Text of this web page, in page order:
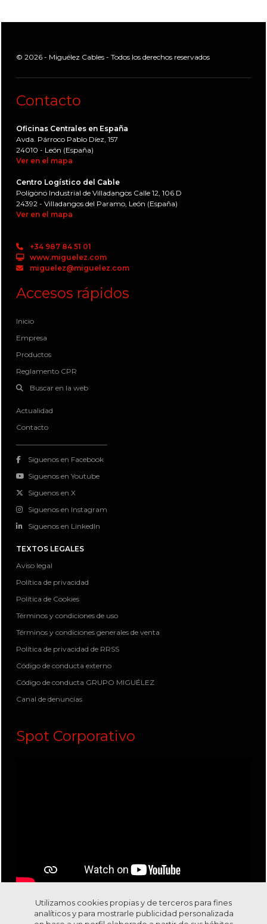
© 2026 - Miguélez Cables - Todos los derechos reservados
Contacto
Oficinas Centrales en España
Avda. Párroco Pablo Díez, 157
24010 - León (España)
Ver en el mapa
Centro Logístico del Cable
Polígono Industrial de Villadangos Calle 12, 106 D
24392 - Villadangos del Paramo, León (España)
Ver en el mapa
+34 987 84 51 01
www.miguelez.com
miguelez@miguelez.com
Accesos rápidos
Inicio
Empresa
Productos
Reglamento CPR
Buscar en la web
Actualidad
Contacto
Siguenos en Facebook
Siguenos en Youtube
Siguenos en X
Siguenos en Instagram
Siguenos en LinkedIn
TEXTOS LEGALES
Aviso legal
Política de privacidad
Política de Cookies
Términos y condiciones de uso
Términos y condiciones generales de venta
Política de privacidad de RRSS
Código de conducta externo
Código de conducta GRUPO MIGUÉLEZ
Canal de denuncias
Spot Corporativo
Visítanos en nuestro canal Youtube
Utilizamos cookies propias y de terceros para fines
analíticos y para mostrarle publicidad personalizada